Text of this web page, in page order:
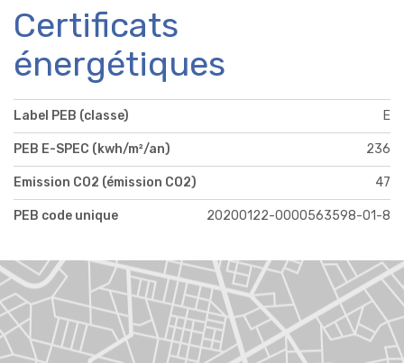
Certificats
énergétiques
Label PEB (classe) E
PEB E-SPEC (kwh/m²/an) 236
Emission CO2 (émission CO2) 47
PEB code unique 20200122-0000563598-01-8